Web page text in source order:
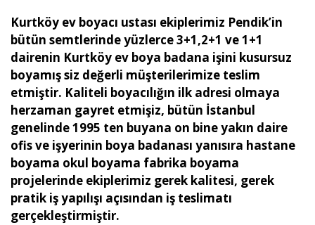
Kurtköy ev boyacı ustası ekiplerimiz Pendik’in
bütün semtlerinde yüzlerce 3+1,2+1 ve 1+1
dairenin Kurtköy ev boya badana işini kusursuz
boyamış siz değerli müşterilerimize teslim
etmiştir. Kaliteli boyacılığın ilk adresi olmaya
herzaman gayret etmişiz, bütün İstanbul
genelinde 1995 ten buyana on bine yakın daire
ofis ve işyerinin boya badanası yanısıra hastane
boyama okul boyama fabrika boyama
projelerinde ekiplerimiz gerek kalitesi, gerek
pratik iş yapılışı açısından iş teslimatı
gerçekleştirmiştir.